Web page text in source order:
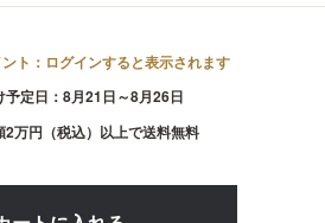
ト：ログインすると表示されます
予定日：8月21日～8月26日
2万円（税込）以上で送料無料